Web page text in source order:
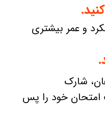
و عمر بیشتری
شارک
امتحان خود را پس